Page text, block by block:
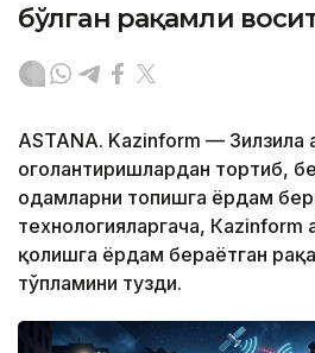
бўлган рақамли
ASTANA. Kazinform — Зилзила
огоҳлантиришлардан тортиб,
одамларни топишга ёрдам
технологияларгача, Кazinform
қолишга ёрдам бераётган
тўпламини тузди.